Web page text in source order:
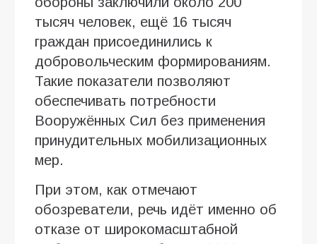
тысяч человек, ещё 16 тысяч
граждан присоединились к
добровольческим формированиям.
Такие показатели позволяют
обеспечивать потребности
Вооружённых Сил без применения
принудительных мобилизационных
мер.
При этом, как отмечают
обозреватели, речь идёт именно об
отказе от широкомасштабной